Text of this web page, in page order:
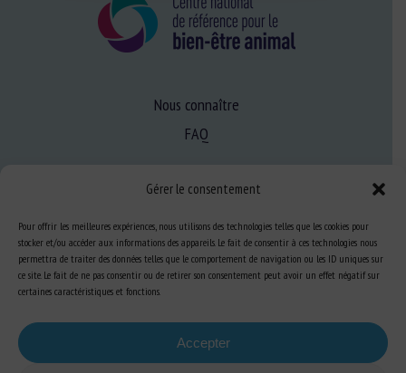
Gérer le consentement
Pour offrir les meilleures expériences, nous utilisons des technologies telles que les cookies pour
stocker et/ou accéder aux informations des appareils. Le fait de consentir à ces technologies nous
permettra de traiter des données telles que le comportement de navigation ou les ID uniques sur
ce site. Le fait de ne pas consentir ou de retirer son consentement peut avoir un effet négatif sur
certaines caractéristiques et fonctions.
Accepter
Nous connaître
FAQ
Expertise
S’informer sur le BEA
Se former au BEA
Ressources
S’abonner aux actualités